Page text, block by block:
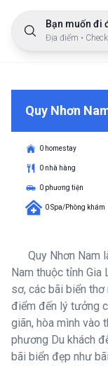
Bạn muốn đi
Địa điểm •
Quy Nhơn
0 homestay
0 nhà hàng
0 phương tiện
0 Spa/Phòng khám
Quy Nhơn Nam
Nam thuộc tỉnh Gia
sơ, các bãi biển
điểm đến lý tưởng
giãn, hòa mình vào
phương Du khách
bãi biển đẹp như